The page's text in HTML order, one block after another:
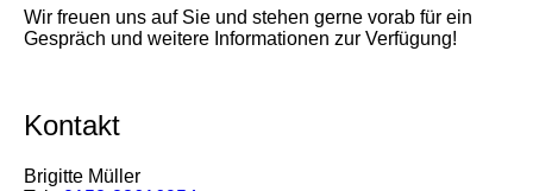
Wir freuen uns auf Sie und stehen gerne vorab für ein
Gespräch und weitere Informationen zur Verfügung!
Kontakt
Brigitte Müller